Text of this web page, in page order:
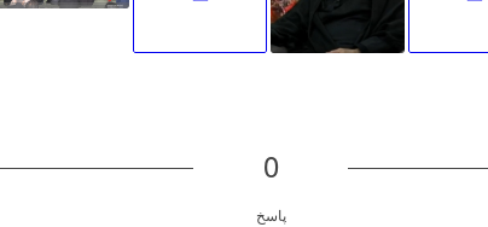
0
پاسخ